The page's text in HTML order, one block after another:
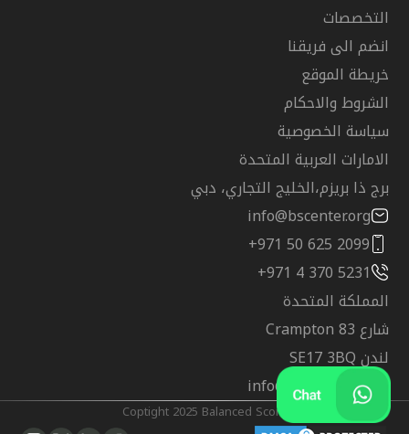
التخصصات
انضم الى فريقنا
خريطة الموقع
الشروط والاحكام
سياسة الخصوصية
الامارات العربية المتحدة
برج ذا بريزم،الخليج التجاري، دبي
info@bscenter.org
+971 50 625 2099
+971 4 370 5231
المملكة المتحدة
شارع Crampton 83
لندن SE17 3BQ
info@bscenter.org
@Coptight 2025 Balanced Score Training Center